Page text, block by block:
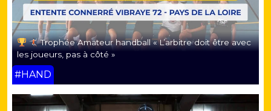
Trophée Amateur handball « L’arbitre doit être avec
les joueurs, pas à côté »
#HAND